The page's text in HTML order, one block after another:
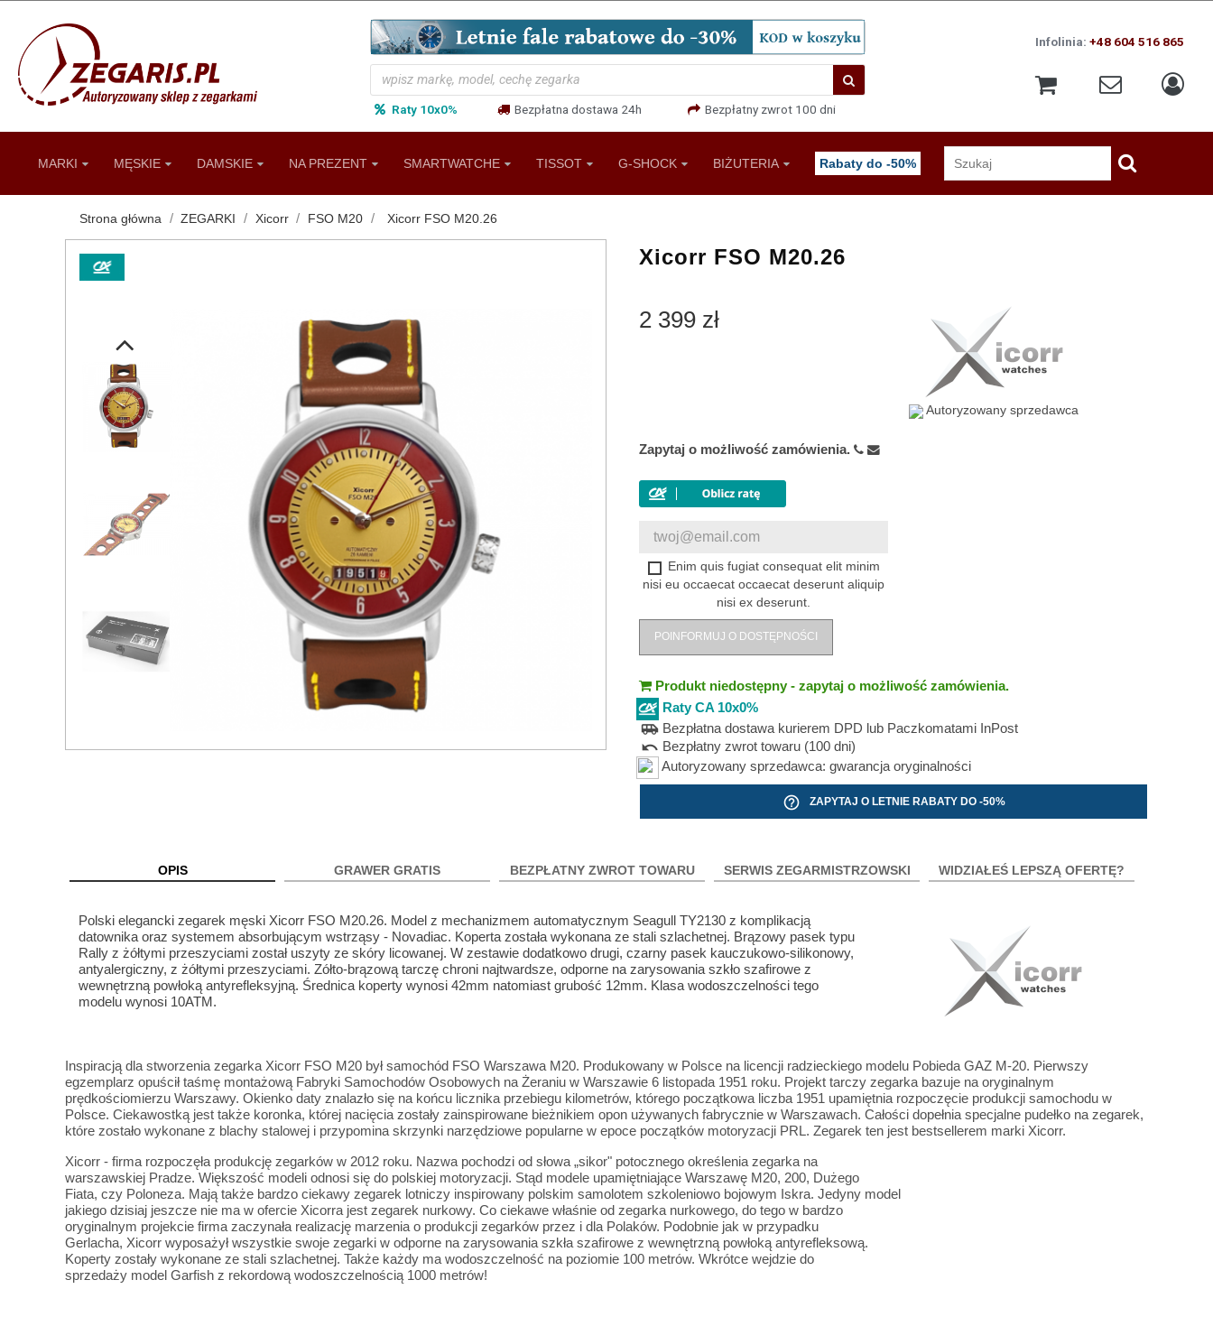
Raty 10x0% Bezpłatna dostawa 24h Bezpłatny zwrot 100 dni
Infolinia:+48 604 516 865
MARKI MĘSKIE DAMSKIE NA PREZENT SMARTWATCHE TISSOT G-SHOCK BIŻUTERIA Rabaty do -50%
Strona główna ZEGARKI Xicorr FSO M20 Xicorr FSO M20.26
Xicorr FSO M20.26
2 399 zł
Autoryzowany sprzedawca
Zapytaj o możliwość zamówienia.
Enim quis fugiat consequat elit minim
nisi eu occaecat occaecat deserunt aliquip
nisi ex deserunt.
POINFORMUJ O DOSTĘPNOŚCI
Produkt niedostępny - zapytaj o możliwość zamówienia.
Raty CA 10x0%
airport_shuttle Bezpłatna dostawa kurierem DPD lub Paczkomatami InPost
undo Bezpłatny zwrot towaru (100 dni)
Autoryzowany sprzedawca: gwarancja oryginalności
help_outline ZAPYTAJ O LETNIE RABATY DO -50%
OPIS GRAWER GRATIS BEZPŁATNY ZWROT TOWARU SERWIS ZEGARMISTRZOWSKI WIDZIAŁEŚ LEPSZĄ OFERTĘ?
Polski elegancki zegarek męski Xicorr FSO M20.26. Model z mechanizmem automatycznym Seagull TY2130 z komplikacją
datownika oraz systemem absorbującym wstrząsy - Novadiac. Koperta została wykonana ze stali szlachetnej. Brązowy pasek typu
Rally z żółtymi przeszyciami został uszyty ze skóry licowanej. W zestawie dodatkowo drugi, czarny pasek kauczukowo-silikonowy,
antyalergiczny, z żółtymi przeszyciami. Zółto-brązową tarczę chroni najtwardsze, odporne na zarysowania szkło szafirowe z
wewnętrzną powłoką antyrefleksyjną. Średnica koperty wynosi 42mm natomiast grubość 12mm. Klasa wodoszczelności tego
modelu wynosi 10ATM.
Inspiracją dla stworzenia zegarka Xicorr FSO M20 był samochód FSO Warszawa M20. Produkowany w Polsce na licencji radzieckiego modelu Pobieda GAZ M-20. Pierwszy
egzemplarz opuścił taśmę montażową Fabryki Samochodów Osobowych na Żeraniu w Warszawie 6 listopada 1951 roku. Projekt tarczy zegarka bazuje na oryginalnym
prędkościomierzu Warszawy. Okienko daty znalazło się na końcu licznika przebiegu kilometrów, którego początkowa liczba 1951 upamiętnia rozpoczęcie produkcji samochodu w
Polsce. Ciekawostką jest także koronka, której nacięcia zostały zainspirowane bieżnikiem opon używanych fabrycznie w Warszawach. Całości dopełnia specjalne pudełko na zegarek,
które zostało wykonane z blachy stalowej i przypomina skrzynki narzędziowe popularne w epoce początków motoryzacji PRL. Zegarek ten jest bestsellerem marki Xicorr.
Xicorr - firma rozpoczęła produkcję zegarków w 2012 roku. Nazwa pochodzi od słowa „sikor" potocznego określenia zegarka na
warszawskiej Pradze. Większość modeli odnosi się do polskiej motoryzacji. Stąd modele upamiętniające Warszawę M20, 200, Dużego
Fiata, czy Poloneza. Mają także bardzo ciekawy zegarek lotniczy inspirowany polskim samolotem szkoleniowo bojowym Iskra. Jedyny model
jakiego dzisiaj jeszcze nie ma w ofercie Xicorra jest zegarek nurkowy. Co ciekawe właśnie od zegarka nurkowego, do tego w bardzo
oryginalnym projekcie firma zaczynała realizację marzenia o produkcji zegarków przez i dla Polaków. Podobnie jak w przypadku
Gerlacha, Xicorr wyposażył wszystkie swoje zegarki w odporne na zarysowania szkła szafirowe z wewnętrzną powłoką antyrefleksową.
Koperty zostały wykonane ze stali szlachetnej. Także każdy ma wodoszczelność na poziomie 100 metrów. Wkrótce wejdzie do
sprzedaży model Garfish z rekordową wodoszczelnością 1000 metrów!